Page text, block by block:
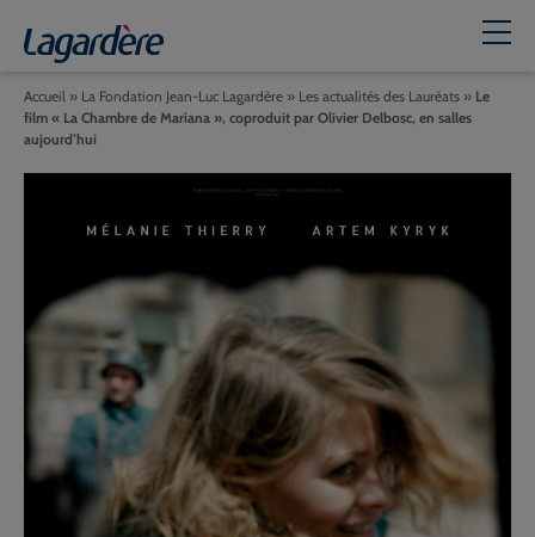
Accueil » La Fondation Jean-Luc Lagardère » Les actualités des Lauréats » Le
film « La Chambre de Mariana », coproduit par Olivier Delbosc, en salles
aujourd’hui